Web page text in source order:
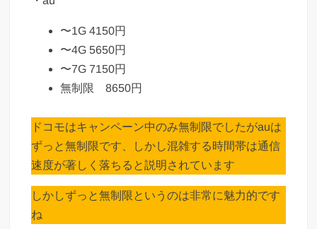
〜1G 4150円
〜4G 5650円
〜7G 7150円
無制限 8650円
ドコモはキャンペーン中のみ無制限でしたがauは
ずっと無制限です、しかし混雑する時間帯は通信
速度が著しく落ちると説明されています
しかしずっと無制限というのは非常に魅力的です
ね